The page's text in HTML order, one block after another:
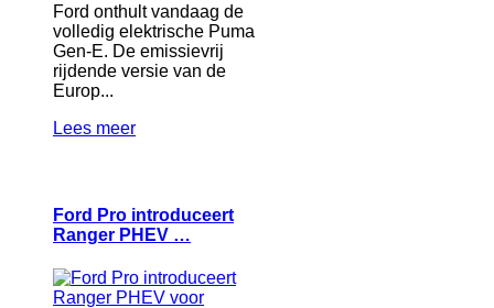
Ford onthult vandaag de
volledig elektrische Puma
Gen-E. De emissievrij
rijdende versie van de
Europ...
Lees meer
Ford Pro introduceert
Ranger PHEV …